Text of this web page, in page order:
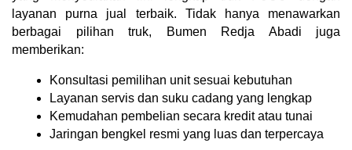
layanan purna jual terbaik. Tidak hanya menawarkan
berbagai pilihan truk, Bumen Redja Abadi juga
memberikan:
Konsultasi pemilihan unit sesuai kebutuhan
Layanan servis dan suku cadang yang lengkap
Kemudahan pembelian secara kredit atau tunai
Jaringan bengkel resmi yang luas dan terpercaya